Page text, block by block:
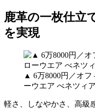
鹿革の一枚仕立
を実現
▲ 6万8000円／オフ
ーウエア べネツィ
軽さ、しなやかさ、高級